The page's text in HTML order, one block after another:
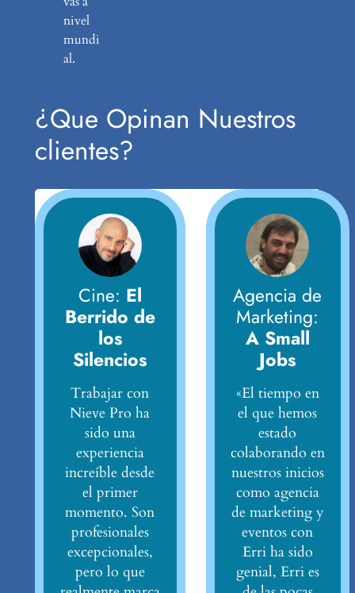
nivel
mundi
al.
¿Que Opinan Nuestros
clientes?
Cine: El
Berrido de
los
Silencios
Trabajar con
Nieve Pro ha
sido una
experiencia
increíble desde
el primer
momento. Son
profesionales
excepcionales,
pero lo que
Agencia de
Marketing:
A Small
Jobs
«El tiempo en
el que hemos
estado
colaborando en
nuestros inicios
como agencia
de marketing y
eventos con
Erri ha sido
genial, Erri es